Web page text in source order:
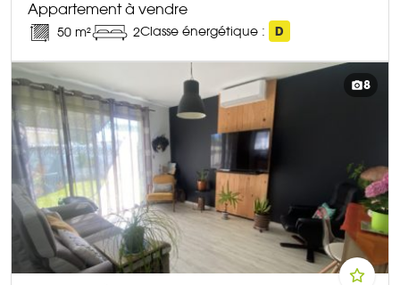
Appartement à vendre
50 m² 2Classe énergétique : D
DÉCOUVRIR CE BIEN
8